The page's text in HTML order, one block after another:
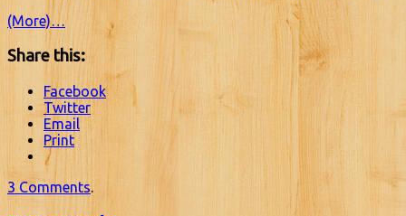
(More)…
Share this:
Facebook
Twitter
Email
Print
3 Comments.